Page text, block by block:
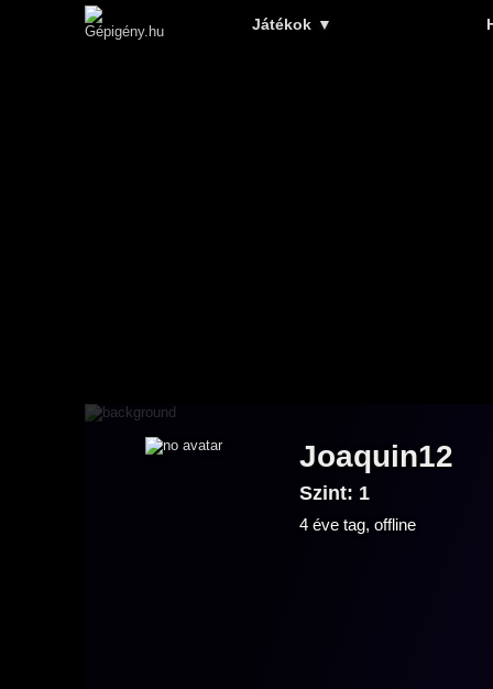
Játékok ▼
Joaquin12
Szint: 1
4 éve tag, offline